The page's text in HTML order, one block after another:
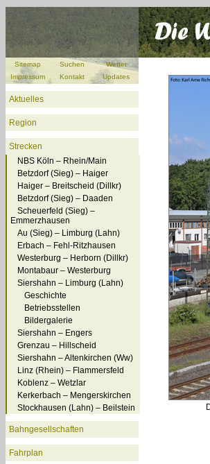
Sitemap Suchen
Wetter
Impressum
Kontakt Updates
Aktuelles
Region
Strecken
NBS Köln – Rhein/Main
Betzdorf (Sieg) – Haiger
Haiger – Breitscheid (Dillkr)
Betzdorf (Sieg) – Daaden
Scheuerfeld (Sieg) –
Emmerzhausen
Au (Sieg) – Limburg (Lahn)
Erbach – Fehl-Ritzhausen
Westerburg – Herborn (Dillkr)
Montabaur – Westerburg
Siershahn – Limburg (Lahn)
Geschichte
Betriebsstellen
Bildergalerie
Siershahn – Engers
Grenzau – Hillscheid
Siershahn – Altenkirchen (Ww)
Linz (Rhein) – Flammersfeld
Koblenz – Wetzlar
Kerkerbach – Mengerskirchen
Stockhausen (Lahn) – Beilstein
Bahngesellschaften
Fahrplan